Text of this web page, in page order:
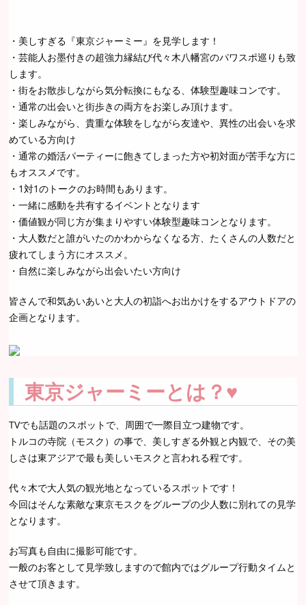
・美しすぎる『東京ジャーミー』を見学します！
・芸能人お墨付きの超強力縁結び代々木八幡宮のパワスポ巡りも致
します。
・街をお散歩しながら気分転換にもなる、体験型趣味コンです。
・通常の出会いと街歩きの両方をお楽しみ頂けます。
・楽しみながら、貴重な体験をしながら友達や、異性の出会いを求
めている方向け
・通常の婚活パーティーに飽きてしまった方や初対面が苦手な方に
もオススメです。
・1対1のトークのお時間もあります。
・一緒に感動を共有するイベントとなります
・価値観が同じ方が集まりやすい体験型趣味コンとなります。
・大人数だと誰がいたのかわからなくなる方、たくさんの人数だと
疲れてしまう方にオススメ。
・自然に楽しみながら出会いたい方向け
皆さんで和気あいあいと大人の初詣へお出かけをするアウトドアの
企画となります。
東京ジャーミーとは？♥
TVでも話題のスポットで、周囲で一際目立つ建物です。
トルコの寺院（モスク）の事で、美しすぎる外観と内観で、その美
しさは東アジアで最も美しいモスクと言われる程です。
代々木で大人気の観光地となっているスポットです！
今回はそんな素敵な東京モスクをグループの少人数に別れての見学
となります。
お写真も自由に撮影可能です。
一般のお客として見学致しますので館内ではグループ行動タイムと
させて頂きます。